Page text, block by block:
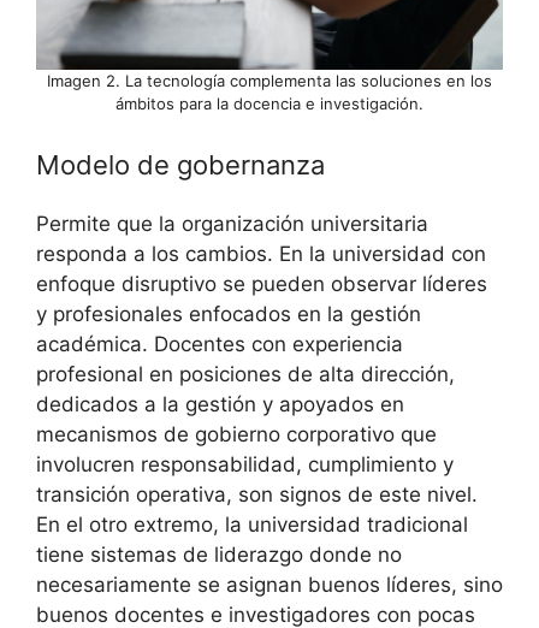
Imagen 2. La tecnología complementa las soluciones en los
ámbitos para la docencia e investigación.
Modelo de gobernanza
Permite que la organización universitaria
responda a los cambios. En la universidad con
enfoque disruptivo se pueden observar líderes
y profesionales enfocados en la gestión
académica. Docentes con experiencia
profesional en posiciones de alta dirección,
dedicados a la gestión y apoyados en
mecanismos de gobierno corporativo que
involucren responsabilidad, cumplimiento y
transición operativa, son signos de este nivel.
En el otro extremo, la universidad tradicional
tiene sistemas de liderazgo donde no
necesariamente se asignan buenos líderes, sino
buenos docentes e investigadores con pocas